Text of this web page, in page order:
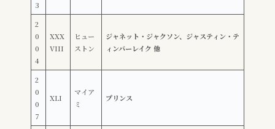
3
2
0
0
4
XXX
VIII
ヒュー
ストン
ジャネット・ジャクソン、ジャスティン・テ
ィンバーレイク 他
2
0
0
7
XLI
マイア
ミ
プリンス